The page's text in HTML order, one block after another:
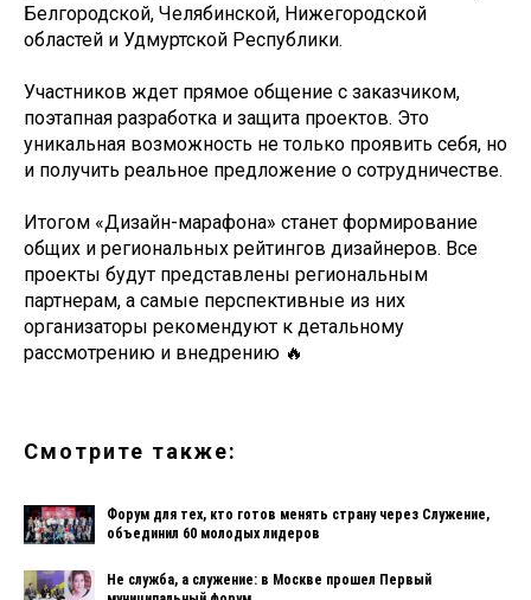
Белгородской, Челябинской, Нижегородской
областей и Удмуртской Республики.
Участников ждет прямое общение с заказчиком,
поэтапная разработка и защита проектов. Это
уникальная возможность не только проявить себя, но
и получить реальное предложение о сотрудничестве.
Итогом «Дизайн-марафона» станет формирование
общих и региональных рейтингов дизайнеров. Все
проекты будут представлены региональным
партнерам, а самые перспективные из них
организаторы рекомендуют к детальному
рассмотрению и внедрению 🔥
Смотрите также:
Форум для тех, кто готов менять страну через Служение,
объединил 60 молодых лидеров
Не служба, а служение: в Москве прошел Первый